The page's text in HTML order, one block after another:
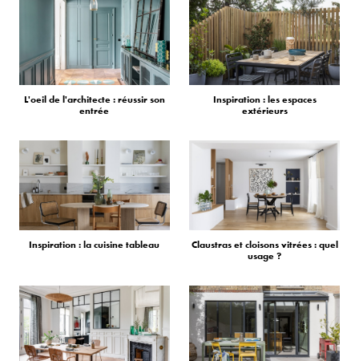
L'oeil de l'architecte : réussir son
entrée
Inspiration : les espaces
extérieurs
Inspiration : la cuisine tableau
Claustras et cloisons vitrées : quel
usage ?